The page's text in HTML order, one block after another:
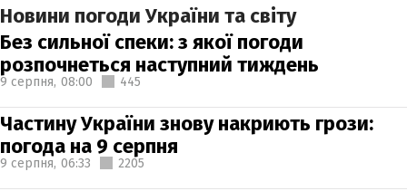
Новини погоди України та світу
Без сильної спеки: з якої погоди
розпочнеться наступний тиждень
9 серпня, 08:00 445
Частину України знову накриють грози:
погода на 9 серпня
9 серпня, 06:33 2205